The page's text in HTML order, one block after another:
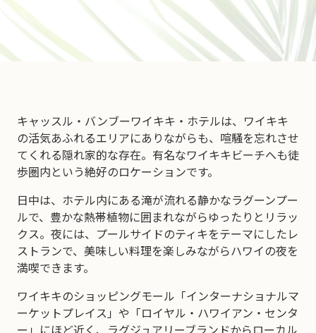
キャッスル・バンブーワイキキ・ホテルは、ワイキキ
の活気あふれるエリアにありながらも、喧騒を忘れさせ
てくれる隠れ家的な存在。有名なワイキキビーチへも徒
歩圏内という絶好のロケーションです。
日中は、ホテル内にある滝が流れる静かなラグーンプー
ルで、豊かな熱帯植物に囲まれながらゆったりとリラッ
クス。夜には、プールサイドのティキをテーマにしたレ
ストランで、美味しい料理を楽しみながらハワイの夜を
満喫できます。
ワイキキのショッピングモール「インターナショナルマ
ーケットプレイス」や「ロイヤル・ハワイアン・センタ
ー」にほど近く、ラグジュアリーブランドからローカル